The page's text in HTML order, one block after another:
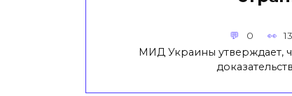
0
МИД Украины утверждает,